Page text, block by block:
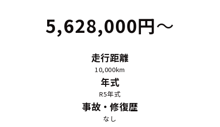
5,628,000円〜
走行距離
10,000km
年式
R5年式
事故・修復歴
なし